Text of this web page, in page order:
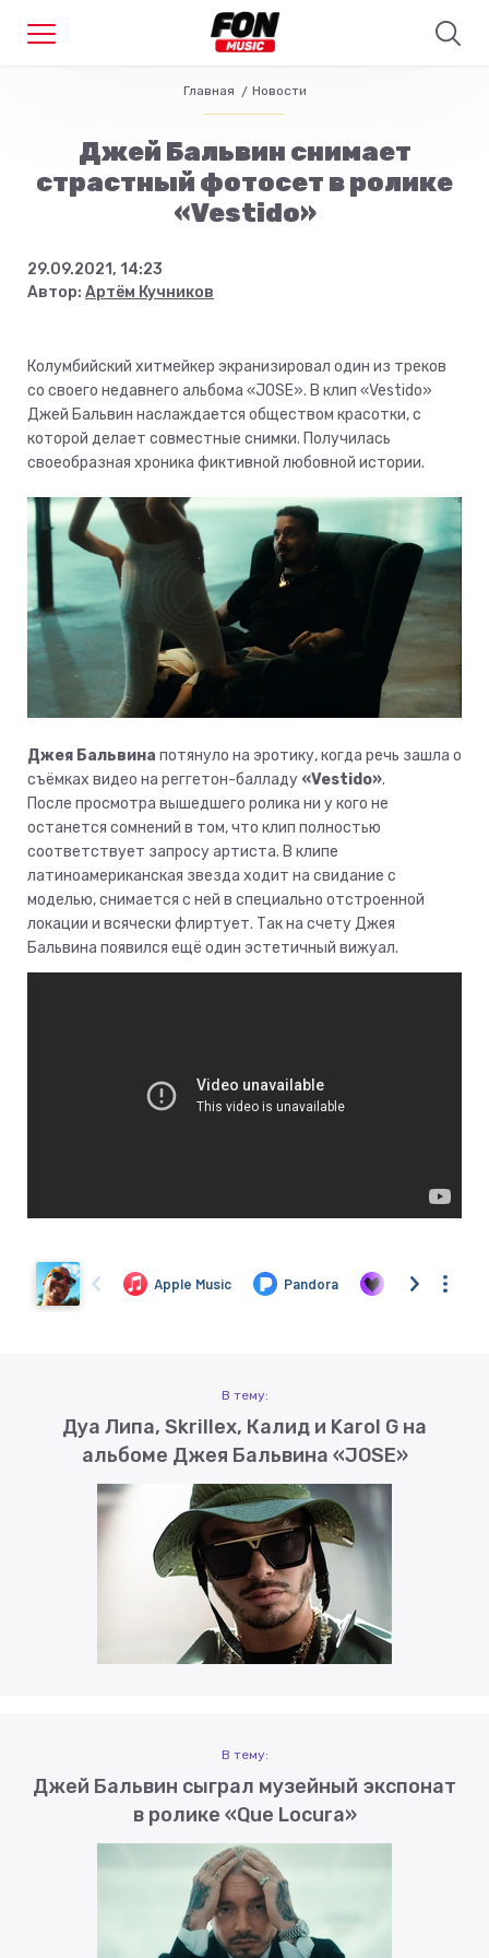
Главная Новости
Джей Бальвин снимает
страстный фотосет в ролике
«Vestido»
29.09.2021, 14:23
Автор: Артём Кучников
Колумбийский хитмейкер экранизировал один из треков
со своего недавнего альбома «JOSE». В клип «Vestido»
Джей Бальвин наслаждается обществом красотки, с
которой делает совместные снимки. Получилась
своеобразная хроника фиктивной любовной истории.
Джея Бальвина потянуло на эротику, когда речь зашла о
съёмках видео на реггетон-балладу «Vestido».
После просмотра вышедшего ролика ни у кого не
останется сомнений в том, что клип полностью
соответствует запросу артиста. В клипе
латиноамериканская звезда ходит на свидание с
моделью, снимается с ней в специально отстроенной
локации и всячески флиртует. Так на счету Джея
Бальвина появился ещё один эстетичный вижуал.
В тему:
Дуа Липа, Skrillex, Калид и Karol G на
альбоме Джея Бальвина «JOSE»
В тему:
Джей Бальвин сыграл музейный экспонат
в ролике «Que Locura»